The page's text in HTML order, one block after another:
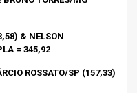
& NELSON
= 345,92
ROSSATO/SP (157,33)